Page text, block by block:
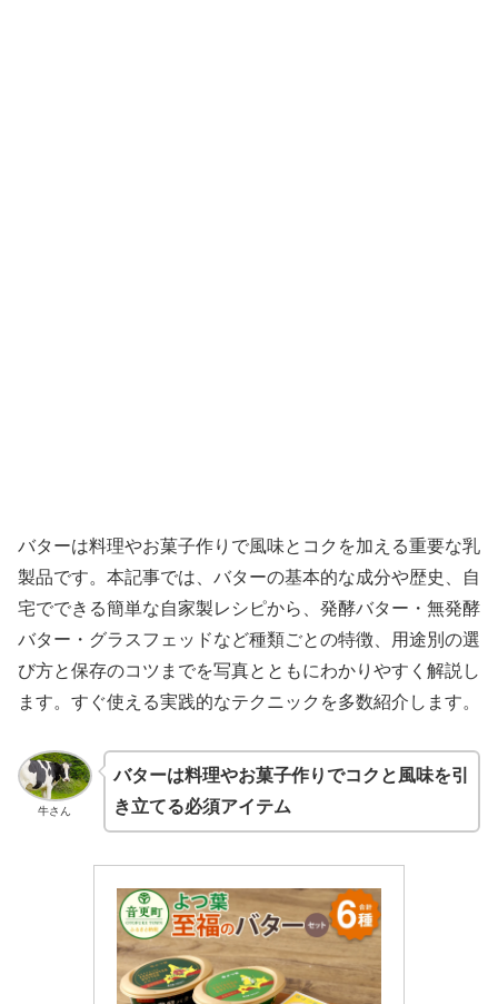
バターは料理やお菓子作りで風味とコクを加える重要な乳
製品です。本記事では、バターの基本的な成分や歴史、自
宅でできる簡単な自家製レシピから、発酵バター・無発酵
バター・グラスフェッドなど種類ごとの特徴、用途別の選
び方と保存のコツまでを写真とともにわかりやすく解説し
ます。すぐ使える実践的なテクニックを多数紹介します。
牛さん
バターは料理やお菓子作りでコクと風味を引
き立てる必須アイテム